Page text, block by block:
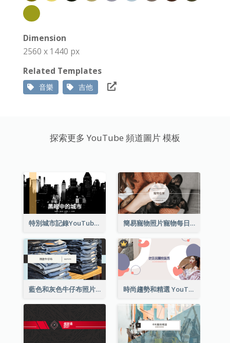
Dimension
2560 x 1440 px
Related Templates
音樂 吉他
探索更多 YouTube 頻道圖片 模板
特別城市記錄YouTube頻道圖片 簡易寵物照片寵物每日YouTube頻道圖片
藍色和灰色牛仔布照片時尚展望YouTube頻道圖片 時尚趨勢和精選 YouTube 頻道圖片